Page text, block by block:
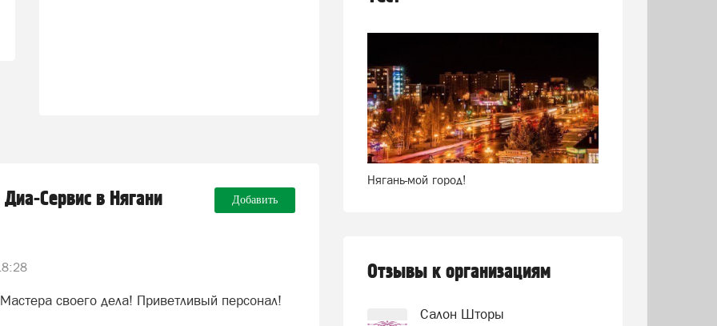
Сервис в Нягани Добавить
своего дела! Приветливый персонал!
Нягань-мой город!
Отзывы к организациям
Салон Шторы